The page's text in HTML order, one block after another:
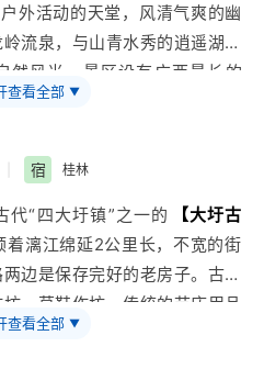
历史、名登“世界旅游大典”的
大块的石板铺成，也颇有历史
代遗留的低矮砖瓦房，白粉墙
绿的故事┅┅参观
，不落锁的大门见证了侗家人
诉说着侗族的历史，侗族的文
客，真正了解侗族这个少数民
老、恬静、悠慢的生活。
外活动的天堂，风清气爽的幽
流泉，与山青水秀的逍遥湖，
然风光，景区设有 广西 最长的
分体验空中飞人的强烈刺激；
（丛林探险费用自理），更能
丛林的冒险精神；参观唐代桂
时分，安排孩子亲手制作一份
钟）。竹筒饭，用糯米并配肉
锯成的竹筒中，加适量的水，
放在火堆中烤熟，饭就熟了餐
有名的竹筒香饭。晚上入住特
查看全部 ▼
宿 桂林
代“四大圩镇”之一的
【大圩古
着漓江绵延2公里长，不宽的街
边是保存完好的老房子。古镇
、草鞋作坊、传统的节庆用品
等一批古老的手工作坊。前往
查看全部 ▼